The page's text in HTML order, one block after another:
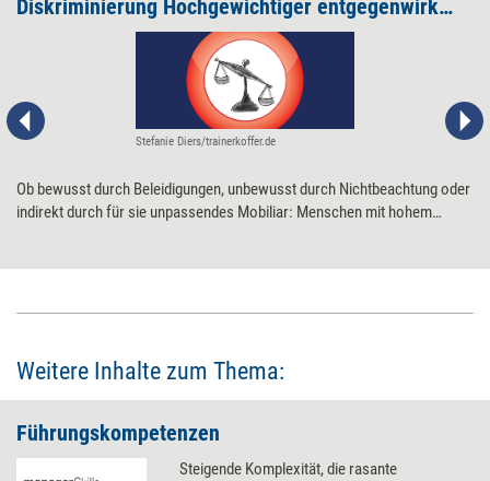
Diskriminierung Hochgewichtiger entgegenwirken
Stefanie Diers/trainerkoffer.de
Ob bewusst durch Beleidigungen, unbewusst durch Nichtbeachtung oder
indirekt durch für sie unpassendes Mobiliar: Menschen mit hohem
Weitere Inhalte zum Thema:
Führungskompetenzen
Steigende Komplexität, die rasante